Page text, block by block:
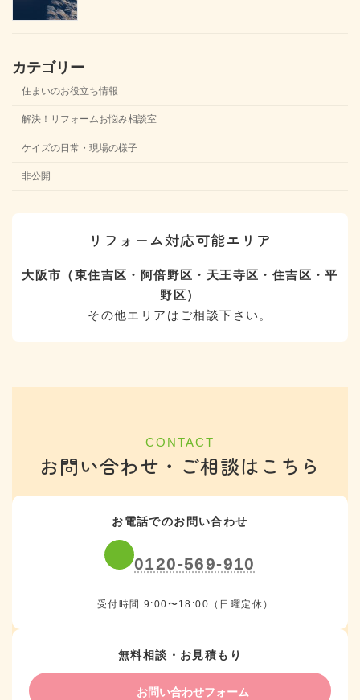
カテゴリー
住まいのお役立ち情報
解決！リフォームお悩み相談室
ケイズの日常・現場の様子
非公開
リフォーム対応可能エリア
大阪市（東住吉区・阿倍野区・天王寺区・住吉区・平
野区）
その他エリアはご相談下さい。
CONTACT
お問い合わせ・ご相談はこちら
お電話でのお問い合わせ
0120-569-910
受付時間 9:00〜18:00（日曜定休）
無料相談・お見積もり
お問い合わせフォーム